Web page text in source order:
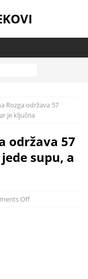
Rozga održava 57
je ključna
održava 57
supu, a
Off